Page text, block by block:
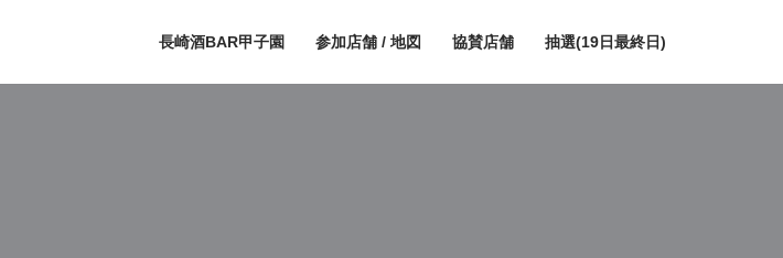
長崎酒BAR甲子園 参加店舗 / 地図 協賛店舗 抽選(19日最終日)